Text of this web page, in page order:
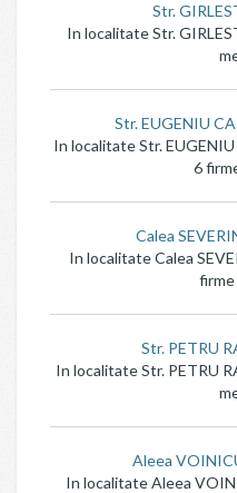
Str.
In localitate Str.
Str. EUGENIU
In localitate Str.
6
Calea
In localitate Calea
firme
Str. PETRU
In localitate Str. PETRU
Aleea
In localitate Aleea